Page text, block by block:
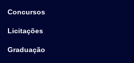
Concursos
Licitações
Graduação